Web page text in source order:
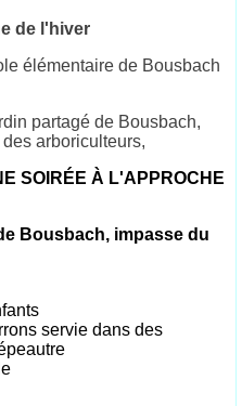
de l'hiver
élémentaire de Bousbach
partagé de Bousbach,
arboriculteurs,
SOIRÉE À L'APPROCHE
Bousbach, impasse du
servie dans des